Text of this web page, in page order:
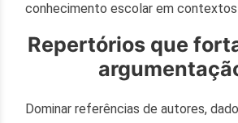
conhecimento escolar em contextos
Repertórios que
Dominar referências de autores,